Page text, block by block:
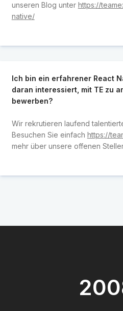
unseren Blog unter https://
native/
Ich bin ein erfahrener React
daran interessiert, mit TE zu
bewerben?
Wir rekrutieren laufend
Besuchen Sie einfach https://
mehr über unsere offenen